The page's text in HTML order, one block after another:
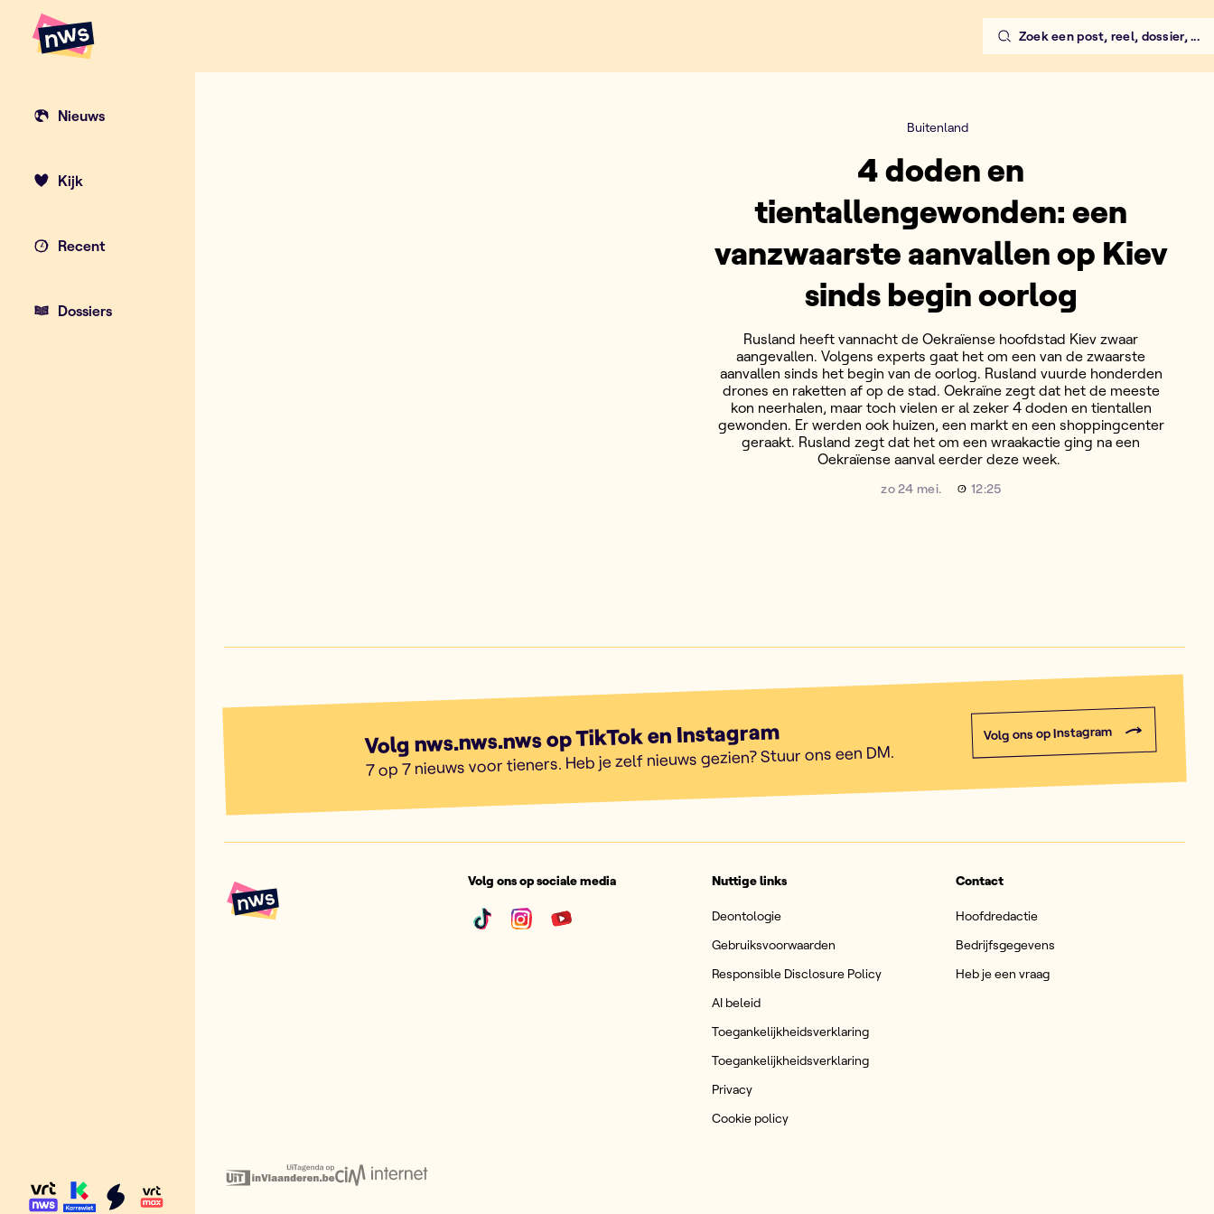
Zoek een post, reel, dossier, ...
Nieuws
Kijk
Recent
Dossiers
Buitenland
4 doden en
tientallengewonden: een
vanzwaarste aanvallen op Kiev
sinds begin oorlog
Rusland heeft vannacht de Oekraïense hoofdstad Kiev zwaar
aangevallen. Volgens experts gaat het om een van de zwaarste
aanvallen sinds het begin van de oorlog. Rusland vuurde honderden
drones en raketten af op de stad. Oekraïne zegt dat het de meeste
kon neerhalen, maar toch vielen er al zeker 4 doden en tientallen
gewonden. Er werden ook huizen, een markt en een shoppingcenter
geraakt. Rusland zegt dat het om een wraakactie ging na een
Oekraïense aanval eerder deze week.
zo 24 mei. 12:25
Volg nws.nws.nws op TikTok en Instagram
7 op 7 nieuws voor tieners. Heb je zelf nieuws gezien? Stuur ons een DM.
Volg ons op Instagram
Volg ons op sociale media Nuttige links
Deontologie
Gebruiksvoorwaarden
Responsible Disclosure Policy
AI beleid
Toegankelijkheidsverklaring
Toegankelijkheidsverklaring
Privacy
Cookie policy
Contact
Hoofdredactie
Bedrijfsgegevens
Heb je een vraag